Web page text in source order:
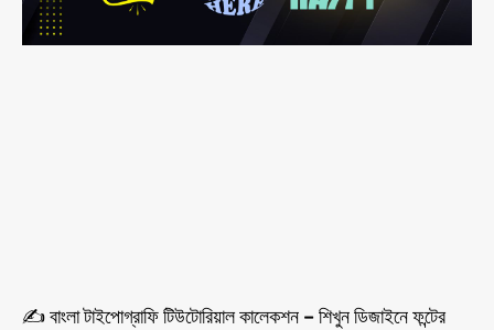
✍️ বাংলা টাইপোগ্রাফি টিউটোরিয়াল কালেকশন – শিখুন ডিজাইনে ফন্টের